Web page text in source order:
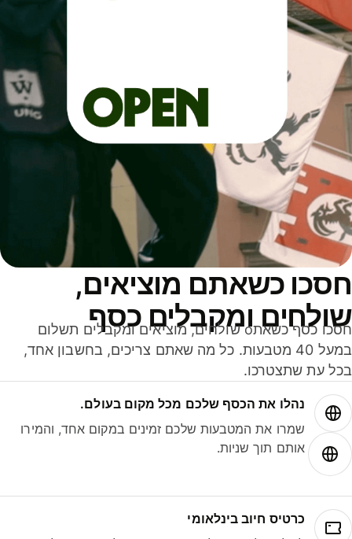
כשאתם מוציאים,
ומקבלים כסף
חסכו כסף כשאתo שולחים, מוציאים ומקבלים תשלום
במעל 40 מטבעות. כל מה שאתם צריכים, בחשבון אחד,
עת שתצטרכו.
נהלו את הכסף שלכם מכל מקום בעולם.
שמרו את המטבעות שלכם זמינים במקום אחד, והמירו
אותם תוך שניות.
כרטיס חיוב בינלאומי